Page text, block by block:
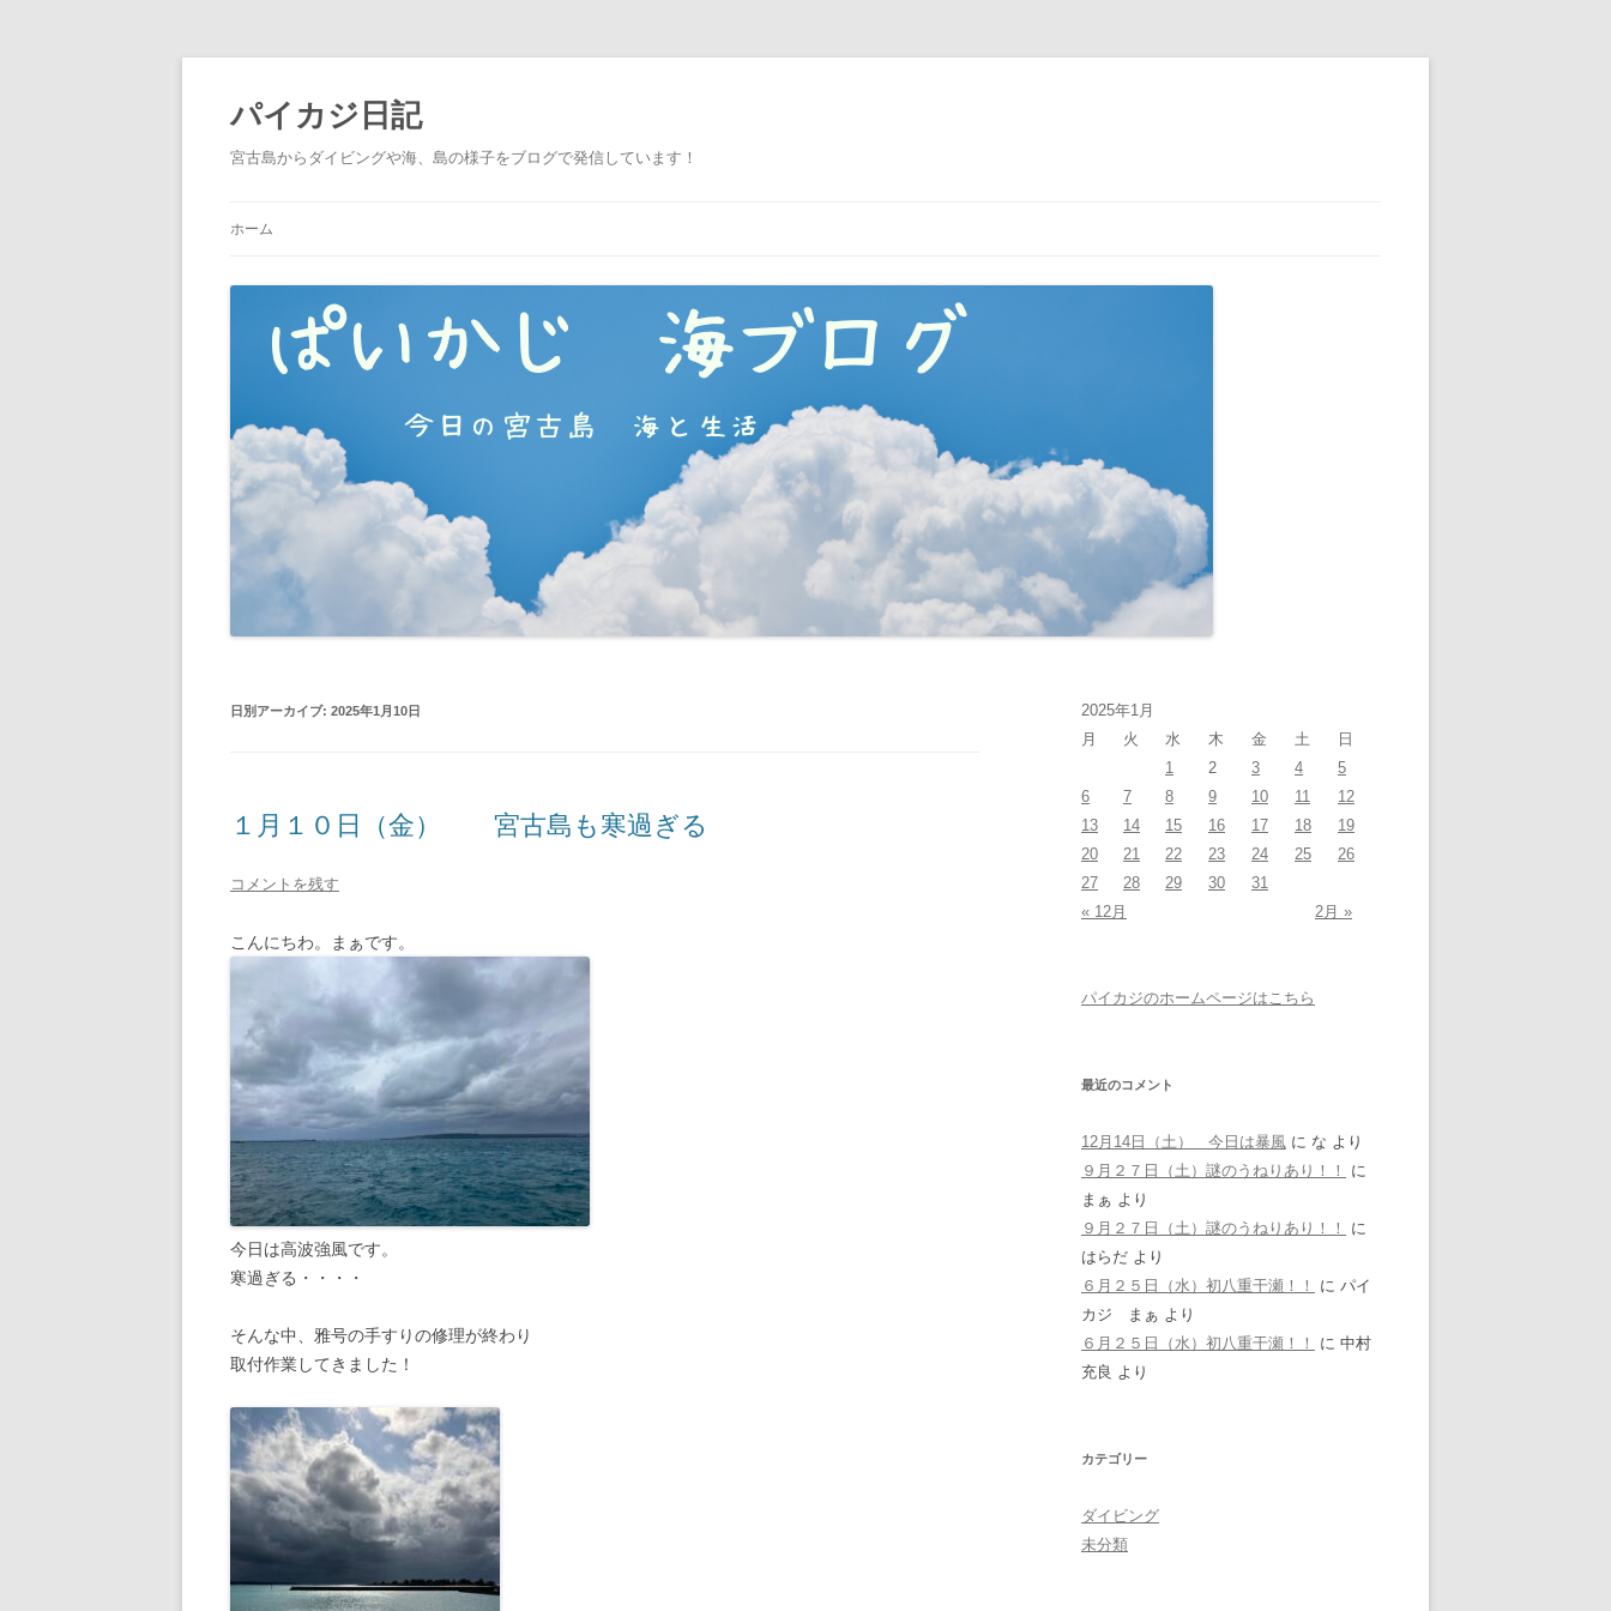
パイカジ日記
宮古島からダイビングや海、島の様子をブログで発信しています！
ス
キ
ホーム
日別アーカイブ: 2025年1月10日
１月１０日（金） 宮古島も寒過ぎる
コメントを残す
こんにちわ。まぁです。
今日は高波強風です。
寒過ぎる・・・・
そんな中、雅号の手すりの修理が終わり
取付作業してきました！
2025年1月
月
火 水 木 金 土
日
1
2 3 4
5
6
7 8 9 10 11
12
13
14 15 16 17 18
19
20
21 22 23 24 25
26
27
28 29 30
31
« 12月
2月 »
パイカジのホームページはこちら
最近のコメント
12月14日（土） 今日は暴風 に な より
９月２７日（土）謎のうねりあり！！
に
まぁ より
９月２７日（土）謎のうねりあり！！
に
はらだ より
６月２５日（水）初八重干瀬！！
に パイ
カジ まぁ より
６月２５日（水）初八重干瀬！！
に 中村
充良 より
カテゴリー
ダイビング
未分類